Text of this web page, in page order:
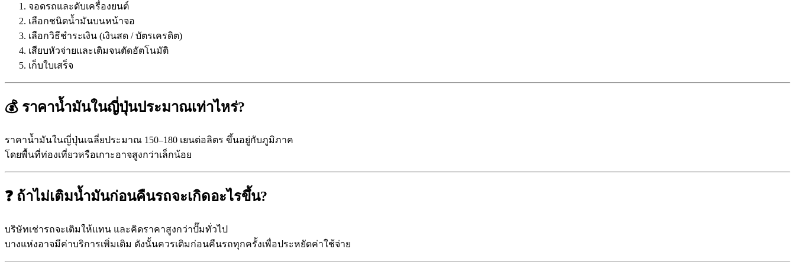
จอดรถและดับเครื่องยนต์
เลือกชนิดน้ำมันบนหน้าจอ
เลือกวิธีชำระเงิน (เงินสด / บัตรเครดิต)
เสียบหัวจ่ายและเติมจนตัดอัตโนมัติ
เก็บใบเสร็จ
💰 ราคาน้ำมันในญี่ปุ่นประมาณเท่าไหร่?
ราคาน้ำมันในญี่ปุ่นเฉลี่ยประมาณ 150–180 เยนต่อลิตร ขึ้นอยู่กับภูมิภาค
โดยพื้นที่ท่องเที่ยวหรือเกาะอาจสูงกว่าเล็กน้อย
❓ ถ้าไม่เติมน้ำมันก่อนคืนรถจะเกิดอะไรขึ้น?
บริษัทเช่ารถจะเติมให้แทน และคิดราคาสูงกว่าปั๊มทั่วไป
บางแห่งอาจมีค่าบริการเพิ่มเติม ดังนั้นควรเติมก่อนคืนรถทุกครั้งเพื่อประหยัดค่าใช้จ่าย